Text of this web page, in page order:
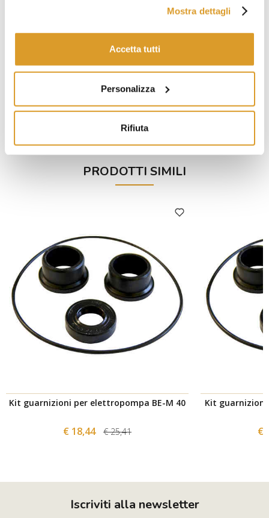
Mostra dettagli
Accetta tutti
Personalizza
Rifiuta
Girante EPDM per pompa FLEXI 30
PRODOTTI SIMILI
Kit guarnizioni per elettropompa BE-M 40
€ 18,44 € 25,41
Kit
€
Iscriviti alla newsletter